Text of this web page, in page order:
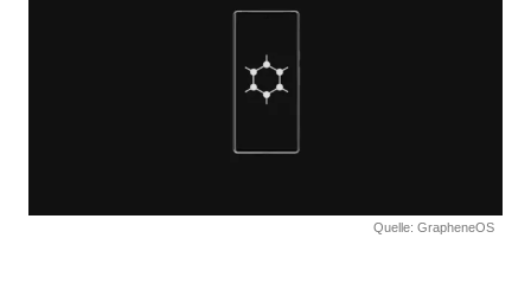
Quelle: GrapheneOS